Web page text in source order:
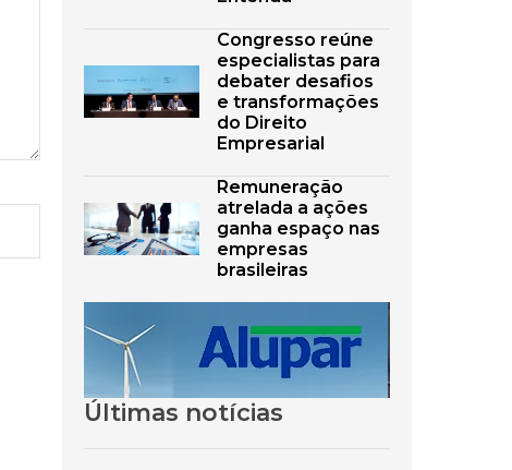
Congresso reúne
especialistas para
debater desafios
e transformações
do Direito
Empresarial
Remuneração
atrelada a ações
ganha espaço nas
empresas
brasileiras
Últimas notícias